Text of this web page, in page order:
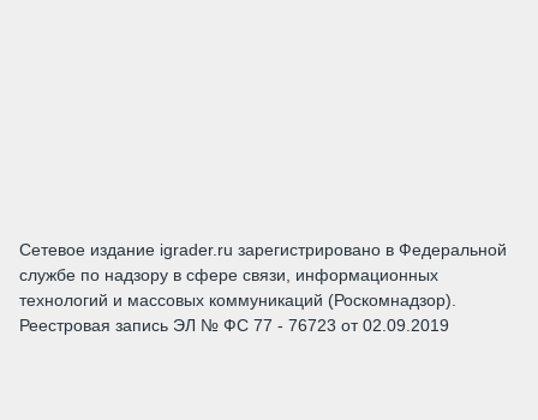
Сетевое издание igrader.ru зарегистрировано в Федеральной
службе по надзору в сфере связи, информационных
технологий и массовых коммуникаций (Роскомнадзор).
Реестровая запись ЭЛ № ФС 77 - 76723 от 02.09.2019